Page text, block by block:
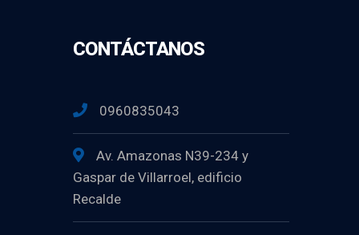
CONTÁCTANOS
0960835043
Av. Amazonas N39-234 y
Gaspar de Villarroel, edificio
Recalde